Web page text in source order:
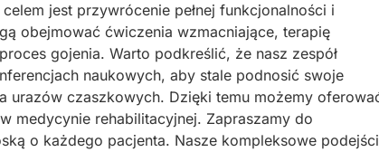
jest przywrócenie pełnej funkcjonalności i
obejmować ćwiczenia wzmacniające, terapię
gojenia. Warto podkreślić, że nasz zespół
naukowych, aby stale podnosić swoje
urazów czaszkowych. Dzięki temu możemy
medycynie rehabilitacyjnej. Zapraszamy do
o każdego pacjenta. Nasze kompleksowe